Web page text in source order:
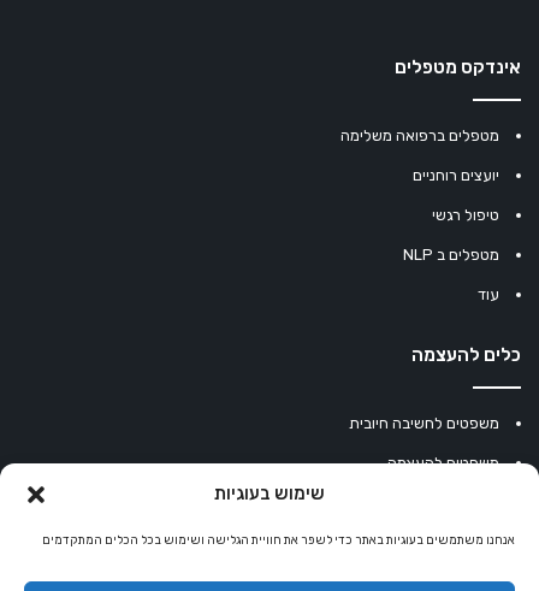
שימוש בעוגיות
אנחנו משתמשים בעוגיות באתר כדי לשפר את חוויית הגלישה ושימוש בכל הכלים המתקדמים
אינדקס מטפלים
מטפלים ברפואה משלימה
יועצים רוחניים
טיפול רגשי
מטפלים ב NLP
עוד
כלים להעצמה
משפטים לחשיבה חיובית
משפטים להעצמה
מחשבון נומרולוגיה
קריסטלים למזלות